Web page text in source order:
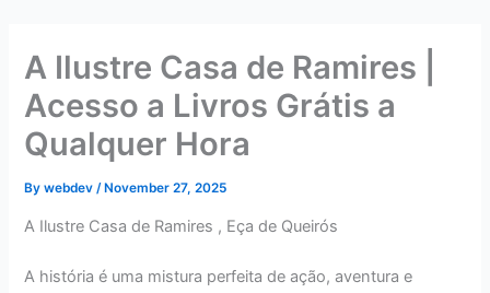
contentA Ilustre Casa de Ramires |
Acesso a Livros Grátis a
Qualquer Hora
Bywebdev /November 27, 2025
A Ilustre Casa de Ramires , Eça de Queirós
A história é uma mistura perfeita de ação, aventura e